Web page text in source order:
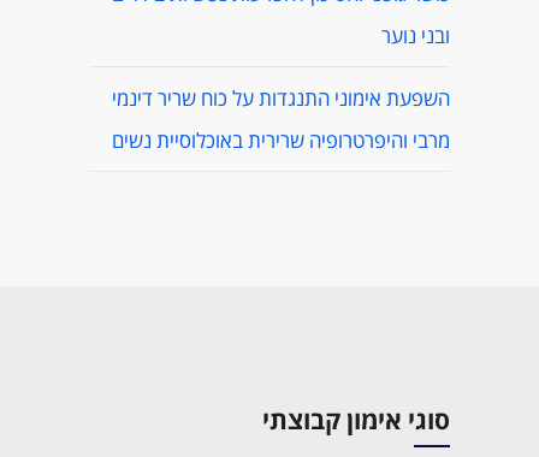
ובני נוער
השפעת אימוני התנגדות על כוח שריר דינמי
מרבי והיפרטרופיה שרירית באוכלוסיית נשים
סוגי אימון קבוצתי